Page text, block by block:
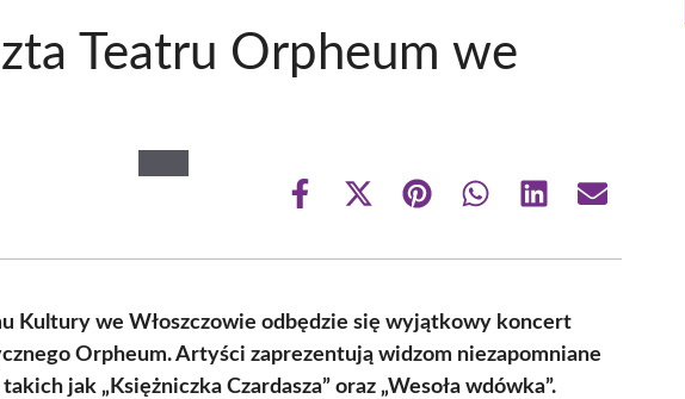
Teatru Orpheum we
Share
Share
(Twitter)
Share Share Share Share
Kultury we Włoszczowie odbędzie się wyjątkowy koncert
Orpheum. Artyści zaprezentują widzom niezapomniane
jak „Księżniczka Czardasza” oraz „Wesoła wdówka”.